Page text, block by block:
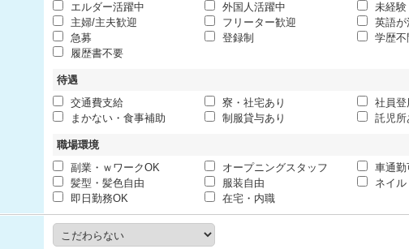
エルダー活躍中
外国人活躍中
未経験
主婦/主夫歓迎
フリーター歓迎
英語が
急募
登録制
学歴不
履歴書不要
待遇
交通費支給
寮・社宅あり
社員登
まかない・食事補助
制服貸与あり 託児所
職場環境
副業・ｗワークOK
オープニングスタッフ
車通勤
髪型・髪色自由
服装自由
ネイ
即日勤務OK
在宅・内職